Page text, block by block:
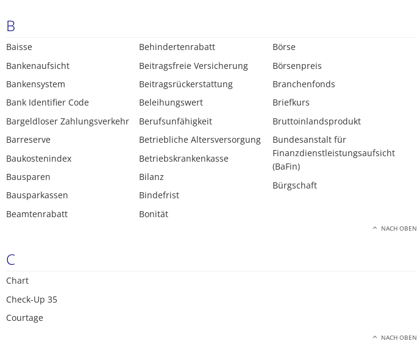
B
Baisse
Bankenaufsicht
Bankensystem
Bank Identifier Code
Bargeldloser Zahlungsverkehr
Barreserve
Baukostenindex
Bausparen
Bausparkassen
Beamtenrabatt
Behindertenrabatt
Beitragsfreie Versicherung
Beitragsrückerstattung
Beleihungswert
Berufsunfähigkeit
Betriebliche Altersversorgung
Betriebskrankenkasse
Bilanz
Bindefrist
Bonität
Börse
Börsenpreis
Branchenfonds
Briefkurs
Bruttoinlandsprodukt
Bundesanstalt für
Finanzdienstleistungsaufsicht
(BaFin)
Bürgschaft
NACH OBEN
C
Chart
Check-Up 35
Courtage
NACH OBEN